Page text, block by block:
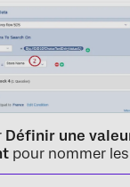
Définir une
pour nommer